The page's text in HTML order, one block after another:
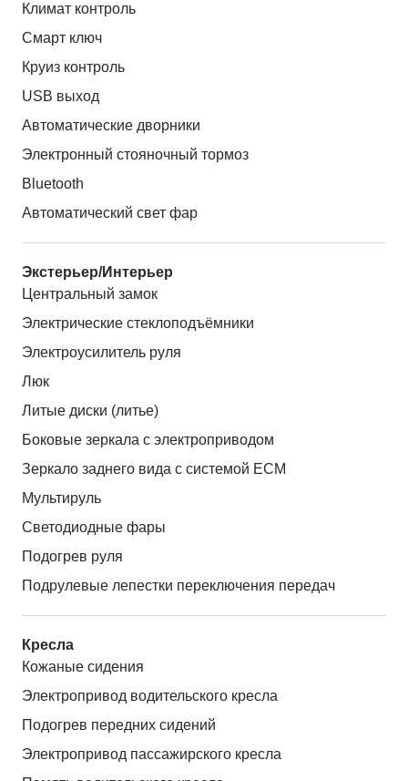
Климат контроль
Смарт ключ
Круиз контроль
USB выход
Автоматические дворники
Электронный стояночный тормоз
Bluetooth
Автоматический свет фар
Экстерьер/Интерьер
Центральный замок
Электрические стеклоподъёмники
Электроусилитель руля
Люк
Литые диски (литье)
Боковые зеркала с электроприводом
Зеркало заднего вида с системой ЕСМ
Мультируль
Светодиодные фары
Подогрев руля
Подрулевые лепестки переключения передач
Кресла
Кожаные сидения
Электропривод водительского кресла
Подогрев передних сидений
Электропривод пассажирского кресла